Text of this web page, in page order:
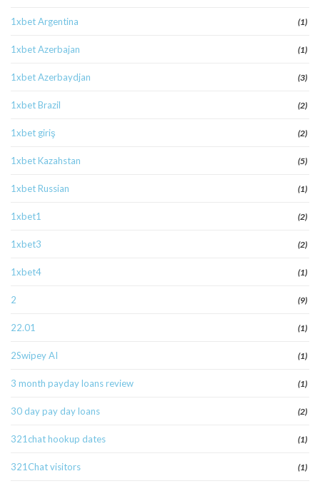
1xbet Argentina (1)
1xbet Azerbajan (1)
1xbet Azerbaydjan (3)
1xbet Brazil (2)
1xbet giriş (2)
1xbet Kazahstan (5)
1xbet Russian (1)
1xbet1 (2)
1xbet3 (2)
1xbet4 (1)
2 (9)
22.01 (1)
2Swipey AI (1)
3 month payday loans review (1)
30 day pay day loans (2)
321chat hookup dates (1)
321Chat visitors (1)